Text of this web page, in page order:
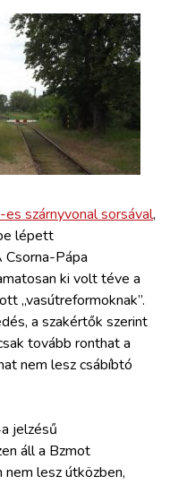
es szárnyvonal sorsával,
lépett
Pápa
ki volt téve a
„vasútreformoknak”.
a szakértők szerint
tovább ronthat a
nem lesz csábíbtó
jelzésű
áll a Bzmot
lesz útközben,